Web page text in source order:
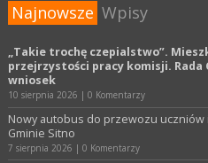
Najnowsze Wpisy
„Takie trochę czepialstwo”.
przejrzystości pracy komisji. Rada
wniosek
10 sierpnia 2026 | 0 Komentarzy
Nowy autobus do przewozu uczniów
Gminie Sitno
7 sierpnia 2026 | 0 Komentarzy